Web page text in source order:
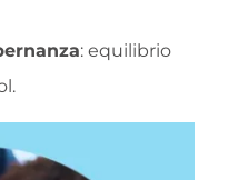
: equilibrio